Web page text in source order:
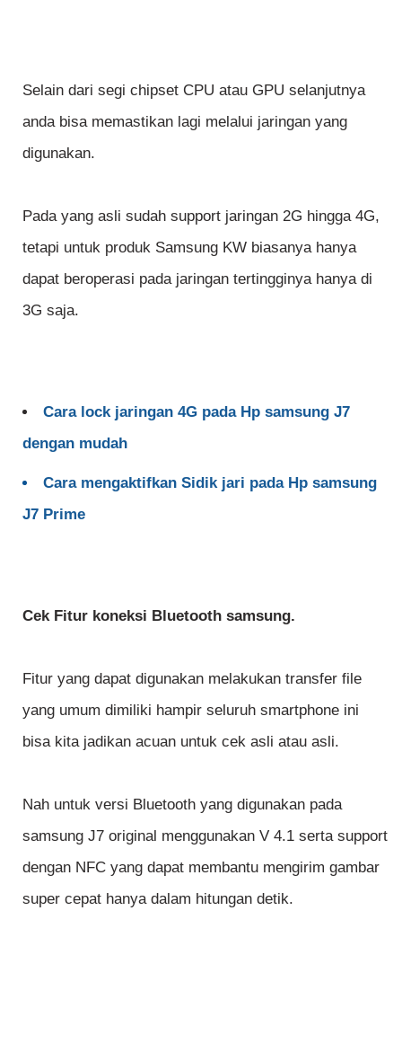
Selain dari segi chipset CPU atau GPU selanjutnya
anda bisa memastikan lagi melalui jaringan yang
digunakan.
Pada yang asli sudah support jaringan 2G hingga 4G,
tetapi untuk produk Samsung KW biasanya hanya
dapat beroperasi pada jaringan tertingginya hanya di
3G saja.
Cara lock jaringan 4G pada Hp samsung J7
dengan mudah
Cara mengaktifkan Sidik jari pada Hp samsung
J7 Prime
Cek Fitur koneksi Bluetooth samsung.
Fitur yang dapat digunakan melakukan transfer file
yang umum dimiliki hampir seluruh smartphone ini
bisa kita jadikan acuan untuk cek asli atau asli.
Nah untuk versi Bluetooth yang digunakan pada
samsung J7 original menggunakan V 4.1 serta support
dengan NFC yang dapat membantu mengirim gambar
super cepat hanya dalam hitungan detik.